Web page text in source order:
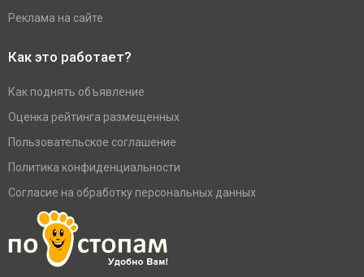
Реклама на сайте
Как это работает?
Как поднять объявление
Оценка рейтинга размещенных
Пользовательское соглашение
Политика конфиденциальности
Согласие на обработку персональных данных